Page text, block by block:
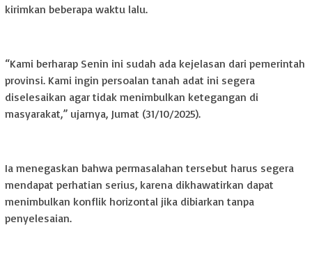
kirimkan beberapa waktu lalu.
“Kami berharap Senin ini sudah ada kejelasan dari pemerintah
provinsi. Kami ingin persoalan tanah adat ini segera
diselesaikan agar tidak menimbulkan ketegangan di
masyarakat,” ujarnya, Jumat (31/10/2025).
Ia menegaskan bahwa permasalahan tersebut harus segera
mendapat perhatian serius, karena dikhawatirkan dapat
menimbulkan konflik horizontal jika dibiarkan tanpa
penyelesaian.